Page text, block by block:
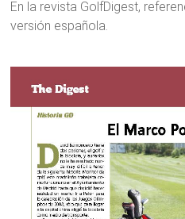
En la revista GolfDigest,
versión española.